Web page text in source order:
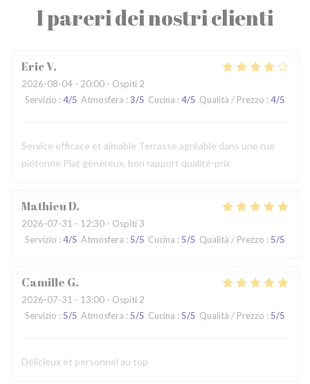
I pareri dei nostri clienti
EricV
2026-08-04 - 20:00 - Ospiti 2
Servizio : 4/5 Atmosfera : 3/5 Cucina : 4/5 Qualità / Prezzo : 4/5
Service efficace et aimable Terrasse agréable dans une rue
piétonne Plat généreux, bon rapport qualité-prix
MathieuD
2026-07-31 - 12:30 - Ospiti 3
Servizio : 4/5 Atmosfera : 5/5 Cucina : 5/5 Qualità / Prezzo : 5/5
Camille G
2026-07-31 - 13:00 - Ospiti 2
Servizio : 5/5 Atmosfera : 5/5 Cucina : 5/5 Qualità / Prezzo : 5/5
Délicieux et personnel au top